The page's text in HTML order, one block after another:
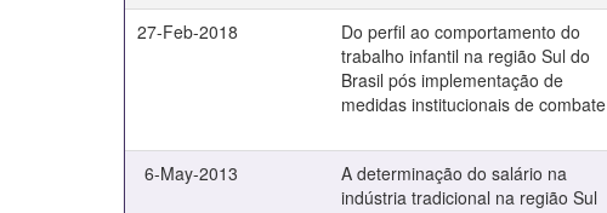
27-Feb-2018
Do perfil ao comportamento do
trabalho infantil na região Sul do
Brasil pós implementação de
medidas institucionais de combate
6-May-2013
A determinação do salário na
indústria tradicional na região Sul